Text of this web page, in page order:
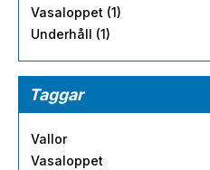
Vasaloppet (1)
Underhåll (1)
Taggar
Vallor
Vasaloppet